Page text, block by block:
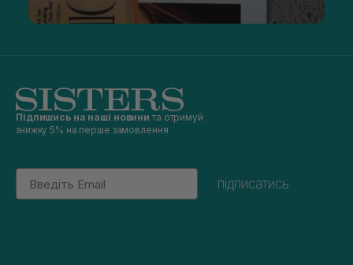
Підпишись на наші новини та отримуй
знижку 5% на перше замовлення
Email
підписатись